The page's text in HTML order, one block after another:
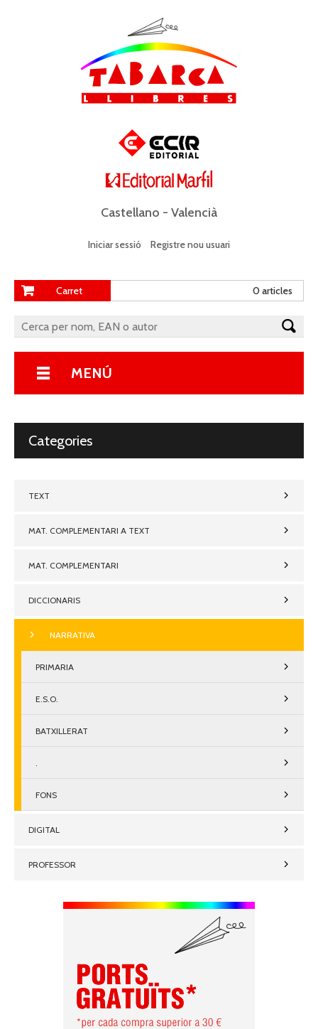
Castellano - Valencià
Iniciar sessió Registre nou usuari
Carret 0 articles
MENÚ
Categories
TEXT
MAT. COMPLEMENTARI A TEXT
MAT. COMPLEMENTARI
DICCIONARIS
NARRATIVA
PRIMARIA
E.S.O.
BATXILLERAT
.
FONS
DIGITAL
PROFESSOR